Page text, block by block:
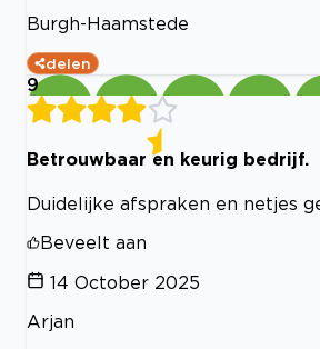
Burgh-Haamstede
delen
9
Betrouwbaar en keurig bedrijf.
Duidelijke afspraken en netjes
Beveelt aan
14 October 2025
Arjan